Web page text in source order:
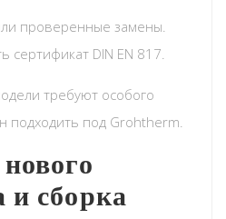
проверенные замены.
сертификат DIN EN 817.
требуют особого
подходить под Grohtherm.
сборка